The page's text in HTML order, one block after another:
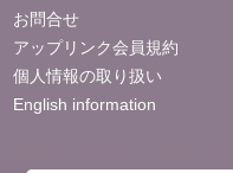
お問合せ
アップリンク会員規約
個人情報の取り扱い
English information